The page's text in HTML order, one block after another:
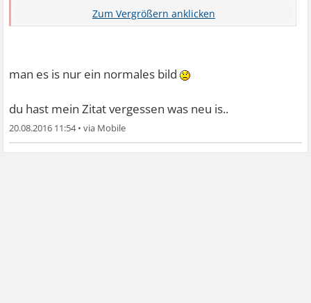
Bin gespannt was als nächstes kommt
man es is nur ein normales bild
du hast mein Zitat vergessen was neu is..
20.08.2016 11:54•